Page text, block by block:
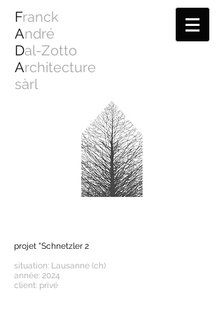
Franck
André
Dal-Zotto
Architecture
sàrl
projet "Schnetzler 2
situation: Lausanne (ch)
année: 2024
client: privé